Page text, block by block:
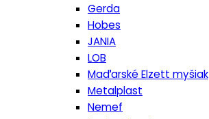
Gerda
Hobes
JANIA
LOB
Maďarské Elzett myšiak
Metalplast
Nemef